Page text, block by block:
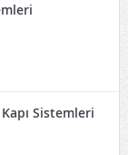
Sistemleri